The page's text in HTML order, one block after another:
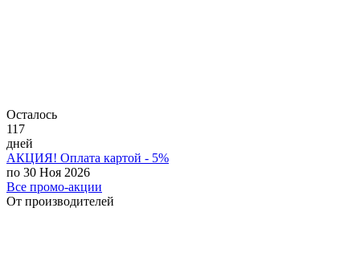
Осталось
117
дней
АКЦИЯ! Оплата картой - 5%
по 30 Ноя 2026
Все промо-акции
От производителей